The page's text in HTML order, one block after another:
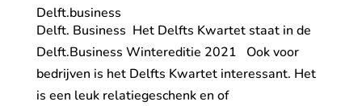
Delft.business
Delft. Business Het Delfts Kwartet staat in de
Delft.Business Wintereditie 2021 Ook voor
bedrijven is het Delfts Kwartet interessant. Het
is een leuk relatiegeschenk en of